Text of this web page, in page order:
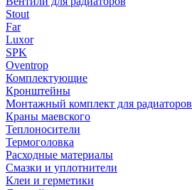
Stout
Far
Luxor
SPK
Oventrop
Комплектующие
Кронштейны
Монтажный комплект для радиаторов
Краны маевского
Теплоносители
Термоголовка
Расходные материалы
Смазки и уплотнители
Клеи и герметики